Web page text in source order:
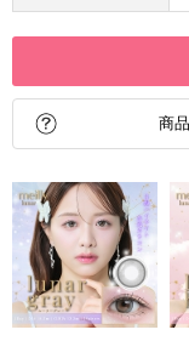
商